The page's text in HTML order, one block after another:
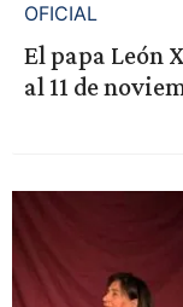
OFICIAL
El papa León
al 11 de